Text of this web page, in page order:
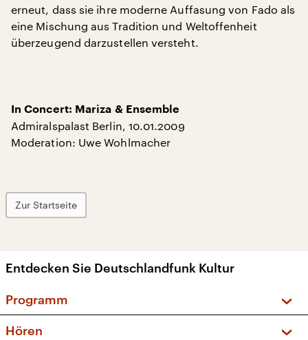
erneut, dass sie ihre moderne Auffasung von Fado als
eine Mischung aus Tradition und Weltoffenheit
überzeugend darzustellen versteht.
In Concert: Mariza & Ensemble
Admiralspalast Berlin, 10.01.2009
Moderation: Uwe Wohlmacher
Zur Startseite
Entdecken Sie Deutschlandfunk Kultur
Programm
Hören